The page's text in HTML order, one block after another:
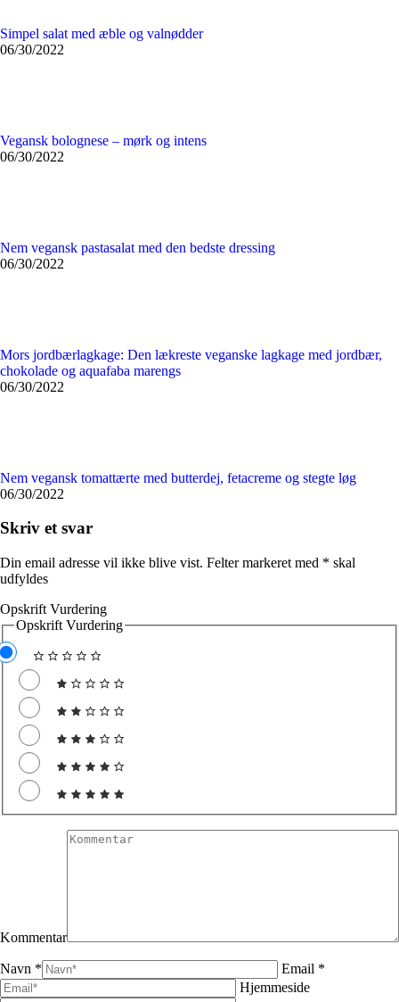
Simpel salat med æble og valnødder
06/30/2022
Vegansk bolognese – mørk og intens
06/30/2022
Nem vegansk pastasalat med den bedste dressing
06/30/2022
Mors jordbærlagkage: Den lækreste veganske lagkage med jordbær,
chokolade og aquafaba marengs
06/30/2022
Nem vegansk tomattærte med butterdej, fetacreme og stegte løg
06/30/2022
Skriv et svar
Din email adresse vil ikke blive vist. Felter markeret med * skal
udfyldes
Opskrift Vurdering
Opskrift Vurdering
Kommentar
Navn *
Email *
Hjemmeside